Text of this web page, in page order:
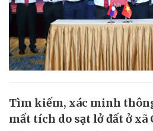
Tìm kiếm, xác minh
mất tích do sạt lở đất ở xã